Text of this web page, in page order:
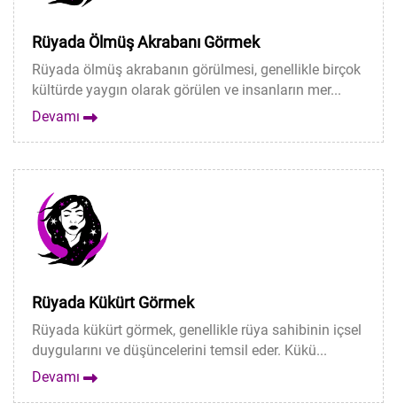
Rüyada Ölmüş Akrabanı Görmek
Rüyada ölmüş akrabanın görülmesi, genellikle birçok
kültürde yaygın olarak görülen ve insanların mer...
Devamı
Rüyada Kükürt Görmek
Rüyada kükürt görmek, genellikle rüya sahibinin içsel
duygularını ve düşüncelerini temsil eder. Kükü...
Devamı